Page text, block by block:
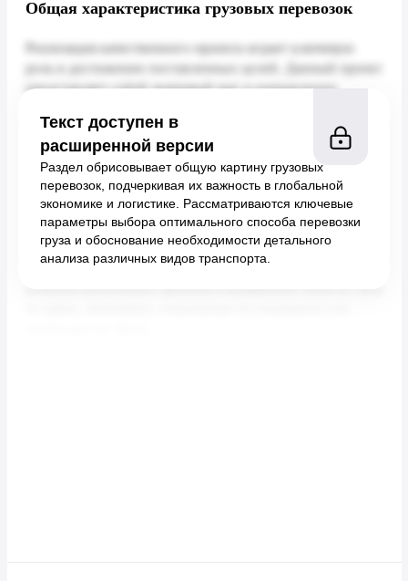
Общая характеристика грузовых перевозок
Текст доступен в
расширенной версии
Раздел обрисовывает общую картину грузовых
перевозок, подчеркивая их важность в глобальной
экономике и логистике. Рассматриваются ключевые
параметры выбора оптимального способа перевозки
груза и обоснование необходимости детального
анализа различных видов транспорта.